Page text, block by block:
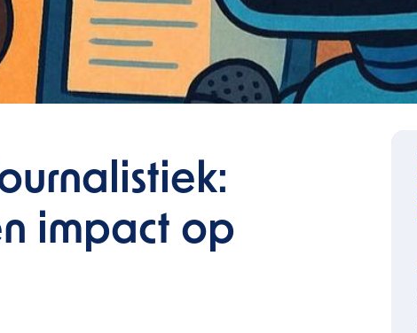
impact op